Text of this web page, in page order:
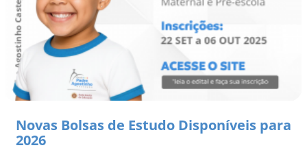
Novas Bolsas de Estudo Disponíveis para
2026